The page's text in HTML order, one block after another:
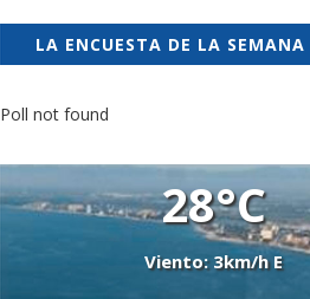
LA ENCUESTA DE LA SEMANA
Poll not found
28°C
Viento: 3km/h E